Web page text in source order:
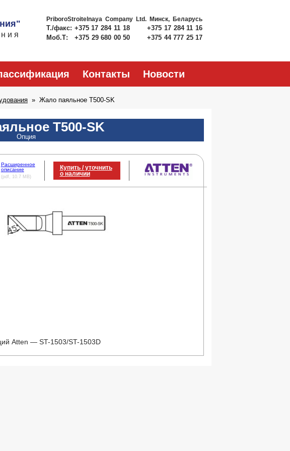
PriboroStroitelnaya Company Ltd. Минск, Беларусь
Т./факс: +375 17 284 11 18
+375 17 284 11 16
Моб.Т:
+375 29 680 00 50 +375 44 777 25 17
Контакты Новости
Жало паяльное T500-SK
T500-SK
Опция
Расширенное
описание
(pdf, 10.7 MB)
Купить / уточнить
о наличии
Atten — ST-1503/ST-1503D